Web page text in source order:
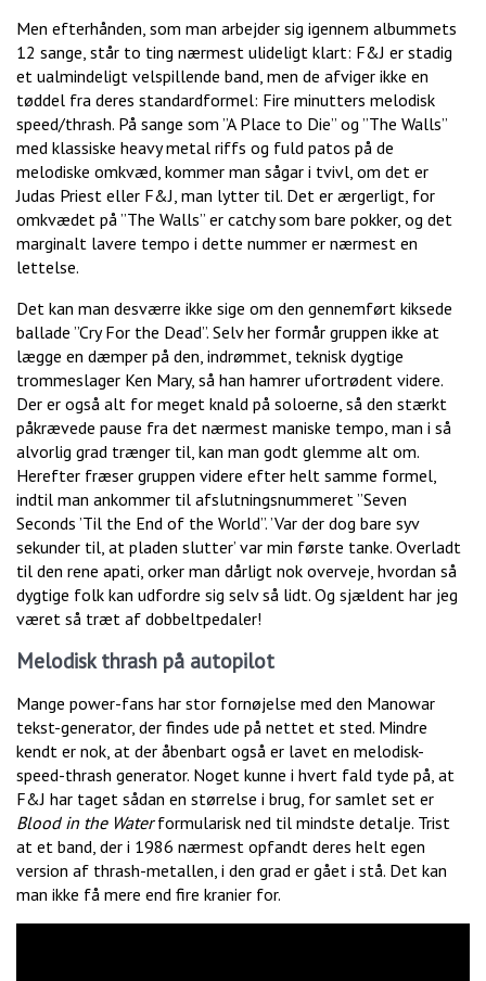
Men efterhånden, som man arbejder sig igennem albummets
12 sange, står to ting nærmest ulideligt klart: F&J er stadig
et ualmindeligt velspillende band, men de afviger ikke en
tøddel fra deres standardformel: Fire minutters melodisk
speed/thrash. På sange som ”A Place to Die” og ”The Walls”
med klassiske heavy metal riffs og fuld patos på de
melodiske omkvæd, kommer man sågar i tvivl, om det er
Judas Priest eller F&J, man lytter til. Det er ærgerligt, for
omkvædet på ”The Walls” er catchy som bare pokker, og det
marginalt lavere tempo i dette nummer er nærmest en
lettelse.
Det kan man desværre ikke sige om den gennemført kiksede
ballade ”Cry For the Dead”. Selv her formår gruppen ikke at
lægge en dæmper på den, indrømmet, teknisk dygtige
trommeslager Ken Mary, så han hamrer ufortrødent videre.
Der er også alt for meget knald på soloerne, så den stærkt
påkrævede pause fra det nærmest maniske tempo, man i så
alvorlig grad trænger til, kan man godt glemme alt om.
Herefter fræser gruppen videre efter helt samme formel,
indtil man ankommer til afslutningsnummeret ”Seven
Seconds ’Til the End of the World”. ’Var der dog bare syv
sekunder til, at pladen slutter’ var min første tanke. Overladt
til den rene apati, orker man dårligt nok overveje, hvordan så
dygtige folk kan udfordre sig selv så lidt. Og sjældent har jeg
været så træt af dobbeltpedaler!
Melodisk thrash på autopilot
Mange power-fans har stor fornøjelse med den Manowar
tekst-generator, der findes ude på nettet et sted. Mindre
kendt er nok, at der åbenbart også er lavet en melodisk-
speed-thrash generator. Noget kunne i hvert fald tyde på, at
F&J har taget sådan en størrelse i brug, for samlet set er
Blood in the Waterformularisk ned til mindste detalje. Trist
at et band, der i 1986 nærmest opfandt deres helt egen
version af thrash-metallen, i den grad er gået i stå. Det kan
man ikke få mere end fire kranier for.